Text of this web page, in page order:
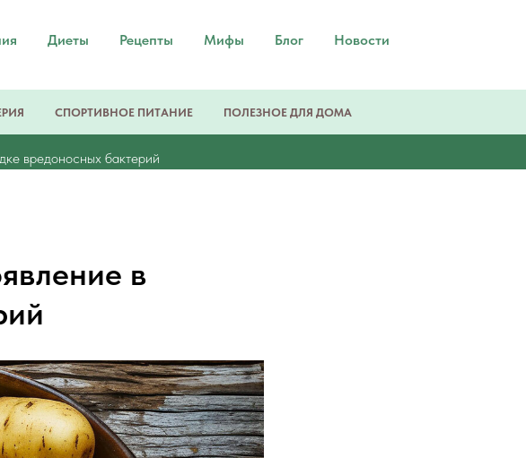
Диеты Рецепты Мифы Блог Новости
СПОРТИВНОЕ ПИТАНИЕ ПОЛЕЗНОЕ ДЛЯ ДОМА
вредоносных бактерий
в